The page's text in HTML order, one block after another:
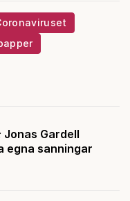
Jonas Gardell
egna sanningar